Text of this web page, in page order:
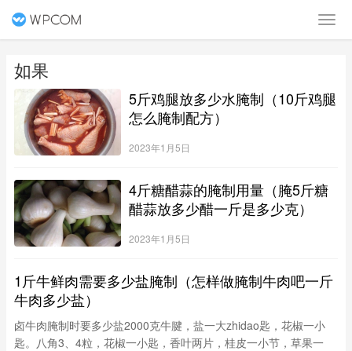
如果
5斤鸡腿放多少水腌制（10斤鸡腿
怎么腌制配方）
2023年1月5日
4斤糖醋蒜的腌制用量（腌5斤糖
醋蒜放多少醋一斤是多少克）
2023年1月5日
1斤牛鲜肉需要多少盐腌制（怎样做腌制牛肉吧一斤
牛肉多少盐）
卤牛肉腌制时要多少盐2000克牛腱，盐一大zhidao匙，花椒一小
匙。八角3、4粒，花椒一小匙，香叶两片，桂皮一小节，草果一